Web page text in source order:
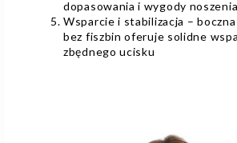
dopasowania i wygody noszenia
Wsparcie i stabilizacja –
bez fiszbin oferuje solidne
zbędnego ucisku